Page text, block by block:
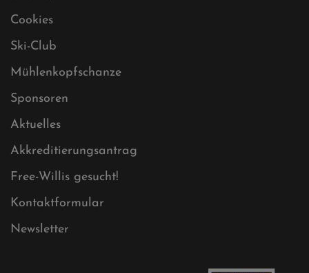
Impressum
Sitemap
Sitemap XML
Cookies
Ski-Club
Mühlenkopfschanze
Sponsoren
Aktuelles
Akkreditierungsantrag